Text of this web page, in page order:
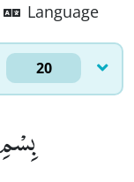
Language
20